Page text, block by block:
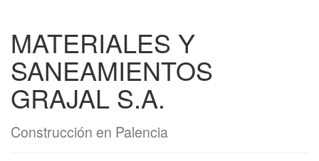
MATERIALES Y
SANEAMIENTOS
GRAJAL S.A.
Construcción en Palencia